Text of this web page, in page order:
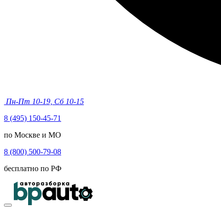
Пн-Пт 10-19, Сб 10-15
8 (495) 150-45-71
по Москве и МО
8 (800) 500-79-08
бесплатно по РФ